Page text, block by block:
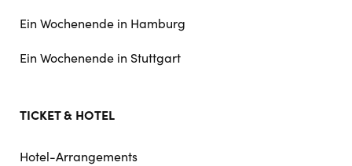
Ein Wochenende in Hamburg
Ein Wochenende in Stuttgart
TICKET & HOTEL
Hotel-Arrangements